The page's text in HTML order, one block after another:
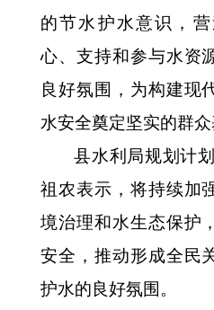
的节水护水意识，
心、支持和参与水资
良好氛围，为构建现
水安全奠定坚实的群众
县水利局规划计
祖农表示，将持续加
境治理和水生态保护
安全，推动形成全民
护水的良好氛围。